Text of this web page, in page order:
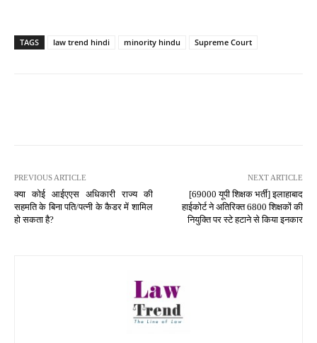
TAGS law trend hindi minority hindu Supreme Court
PREVIOUS ARTICLE
क्या कोई आईएएस अधिकारी राज्य की
सहमति के बिना पति/पत्नी के कैडर में शामिल
हो सकता है?
NEXT ARTICLE
[69000 यूपी शिक्षक भर्ती] इलाहाबाद
हाईकोर्ट ने अतिरिक्त 6800 शिक्षकों की
नियुक्ति पर स्टे हटाने से किया इनकार